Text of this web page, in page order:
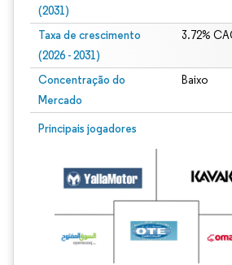
(2031)
Taxa de crescimento
(2026 - 2031)
3.72%
Concentração do
Mercado
Baixo
Principais jogadores
Imagem © Mordor Intelligence. O reuso requer